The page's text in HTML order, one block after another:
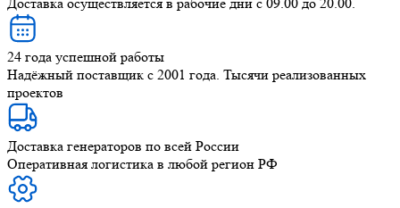
Доставка осуществляется в рабочие дни с 09.00 до 20.00.
24 года успешной работы
Надёжный поставщик с 2001 года. Тысячи реализованных
проектов
Доставка генераторов по всей России
Оперативная логистика в любой регион РФ